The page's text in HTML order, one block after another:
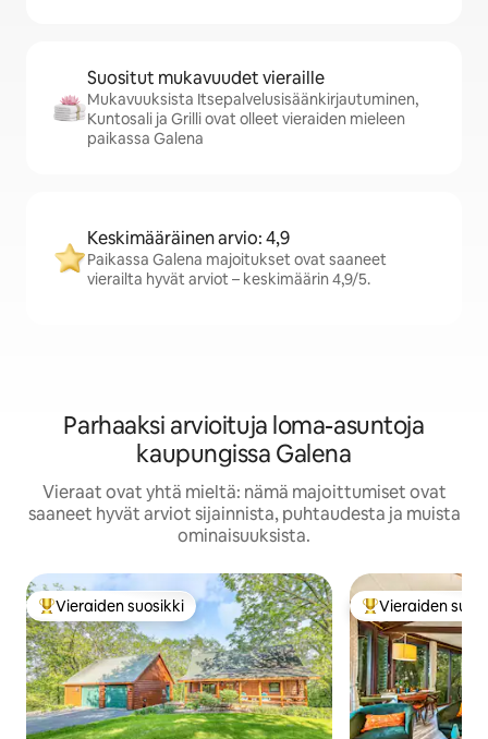
Suositut mukavuudet vieraille
Mukavuuksista Itsepalvelusisäänkirjautuminen,
Kuntosali ja Grilli ovat olleet vieraiden mieleen
paikassa Galena
Keskimääräinen arvio: 4,9
Paikassa Galena majoitukset ovat saaneet
vierailta hyvät arviot – keskimäärin 4,9/5.
Parhaaksi arvioituja loma-asuntoja
kaupungissa Galena
Vieraat ovat yhtä mieltä: nämä majoittumiset ovat
saaneet hyvät arviot sijainnista, puhtaudesta ja muista
ominaisuuksista.
Vieraiden suosikkien parhaimmistoa
Vieraiden suosikki Vieraiden
Vieraiden